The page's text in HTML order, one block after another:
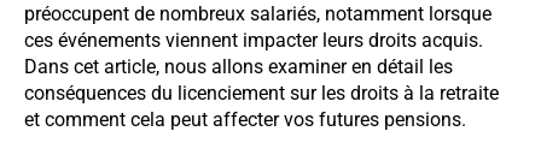
préoccupent de nombreux salariés, notamment lorsque
ces événements viennent impacter leurs droits acquis.
Dans cet article, nous allons examiner en détail les
conséquences du licenciement sur les droits à la retraite
et comment cela peut affecter vos futures pensions.